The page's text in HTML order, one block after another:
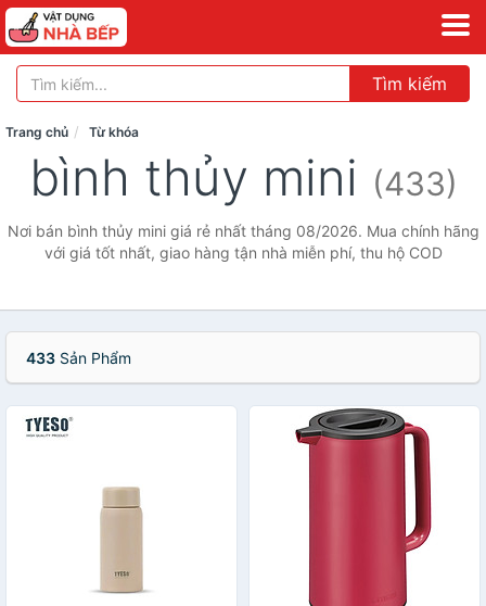
Tìm kiếm
Trang chủ Từ khóa
bình thủy mini (433)
Nơi bán bình thủy mini giá rẻ nhất tháng 08/2026. Mua chính hãng
với giá tốt nhất, giao hàng tận nhà miễn phí, thu hộ COD
433 Sản Phẩm